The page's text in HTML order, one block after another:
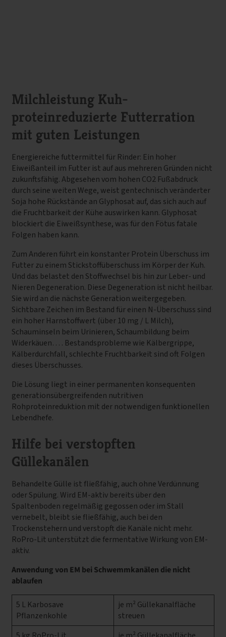
Milchleistung Kuh-
proteinreduzierte Futterration
mit guten Leistungen
Energiereiche futtermittel für Rinder: Ein hoher
Eiweißanteil im Futter ist auf aus mehreren Gründen nicht
zukunftsfähig. Abgesehen vom hohen CO2 Fußabdruck
durch seine weiten Wege, weist gentechnisch veränderter
Soja hohe Rückstände an Glyphosat auf, das sich auch auf
die Fruchtbarkeit der Kühe auswirken kann. Glyphosat
blockiert die Eiweißsynthese, was für den Fötus fatale
Folgen haben kann.
Zum Anderen führt ein konstanter Protein Überschuss im
Futter zu einem Stickstoffüberschuss im Körper der Kuh.
Und das belastet den Stoffwechsel bis hin zur Leber- und
Nieren Degeneration. Diese Degeneration ist nicht heilbar.
Sie wird an die nächste Generation weitergegeben.
Sichtbare Zeichen im Bestand für einen N-Überschuss sind
ein hoher Harnstoffwert (über 10 mg / L Milch),
Schauminseln beim Urinieren, Schaumbildung beim
Widerkäuen… . Bestandsprobleme wie Kälbergrippe,
Kälberdurchfall, schlechte Fruchtbarkeit sind oft Folgen
dieses Überschusses.
Die Lösung liegt in einer permanenten konsequenten
generationsübergreifenden nutritiven
Rohproteinreduktion mit der notwendigen funktionellen
Lebendhefe.
Hilfe bei verstopften
Güllekanälen
Behandelte Gülle ist fließfähig, auch ohne Verdünnung
oder Spülung. Wird EM-aktiv bereits über den
Spaltenboden regelmäßig gegossen oder im Stall
vernebelt, bleibt sie fließfähig, auch bei den
Trockenstehern und verstopft die Kanäle nicht mehr.
RoPro-Lit unterstützt die fermentative Wirkung von EM-
aktiv.
Anwendung von EM bei Schwemmkanälen die nicht
ablaufen
5 L Karbosave
Pflanzenkohle
je m² Güllekanalfläche
streuen